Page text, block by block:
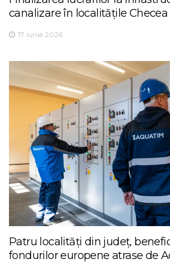
canalizare în localitățile Checea
17 iunie 2026
Patru localități din județ,
fondurilor europene atrase de